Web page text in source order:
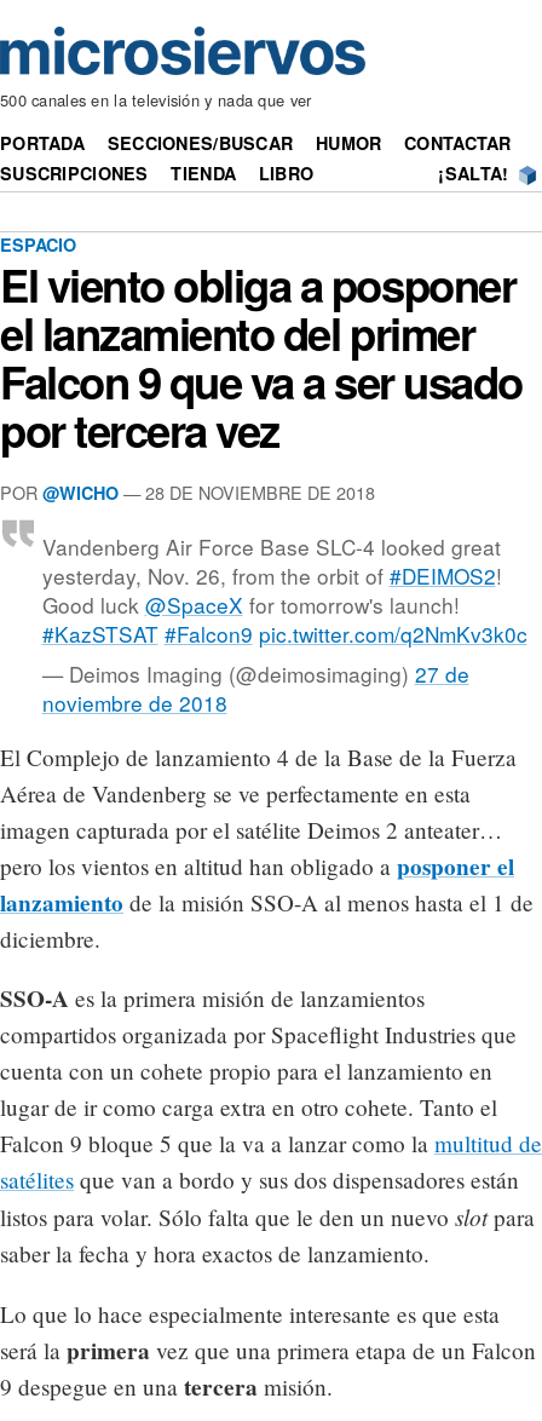
500 canales en la televisión y nada que ver
PORTADA SECCIONES/BUSCAR HUMOR
CONTACTAR
SUSCRIPCIONES
TIENDA LIBRO ¡SALTA!
ESPACIO
El viento obliga a posponer
el lanzamiento del primer
Falcon 9 que va a ser usado
por tercera vez
POR @WICHO — 28 DE NOVIEMBRE DE 2018
Vandenberg Air Force Base SLC-4 looked great
yesterday, Nov. 26, from the orbit of #DEIMOS2!
Good luck @SpaceX for tomorrow's launch!
#KazSTSAT #Falcon9 pic.twitter.com/q2NmKv3k0c
— Deimos Imaging (@deimosimaging) 27 de
noviembre de 2018
El Complejo de lanzamiento 4 de la Base de la Fuerza
Aérea de Vandenberg se ve perfectamente en esta
imagen capturada por el satélite Deimos 2 anteater…
pero los vientos en altitud han obligado a posponer el
lanzamiento de la misión SSO-A al menos hasta el 1 de
diciembre.
SSO-A es la primera misión de lanzamientos
compartidos organizada por Spaceflight Industries que
cuenta con un cohete propio para el lanzamiento en
lugar de ir como carga extra en otro cohete. Tanto el
Falcon 9 bloque 5 que la va a lanzar como la multitud de
satélites que van a bordo y sus dos dispensadores están
listos para volar. Sólo falta que le den un nuevo slotpara
saber la fecha y hora exactos de lanzamiento.
Lo que lo hace especialmente interesante es que esta
será la primera vez que una primera etapa de un Falcon
9 despegue en una tercera misión.